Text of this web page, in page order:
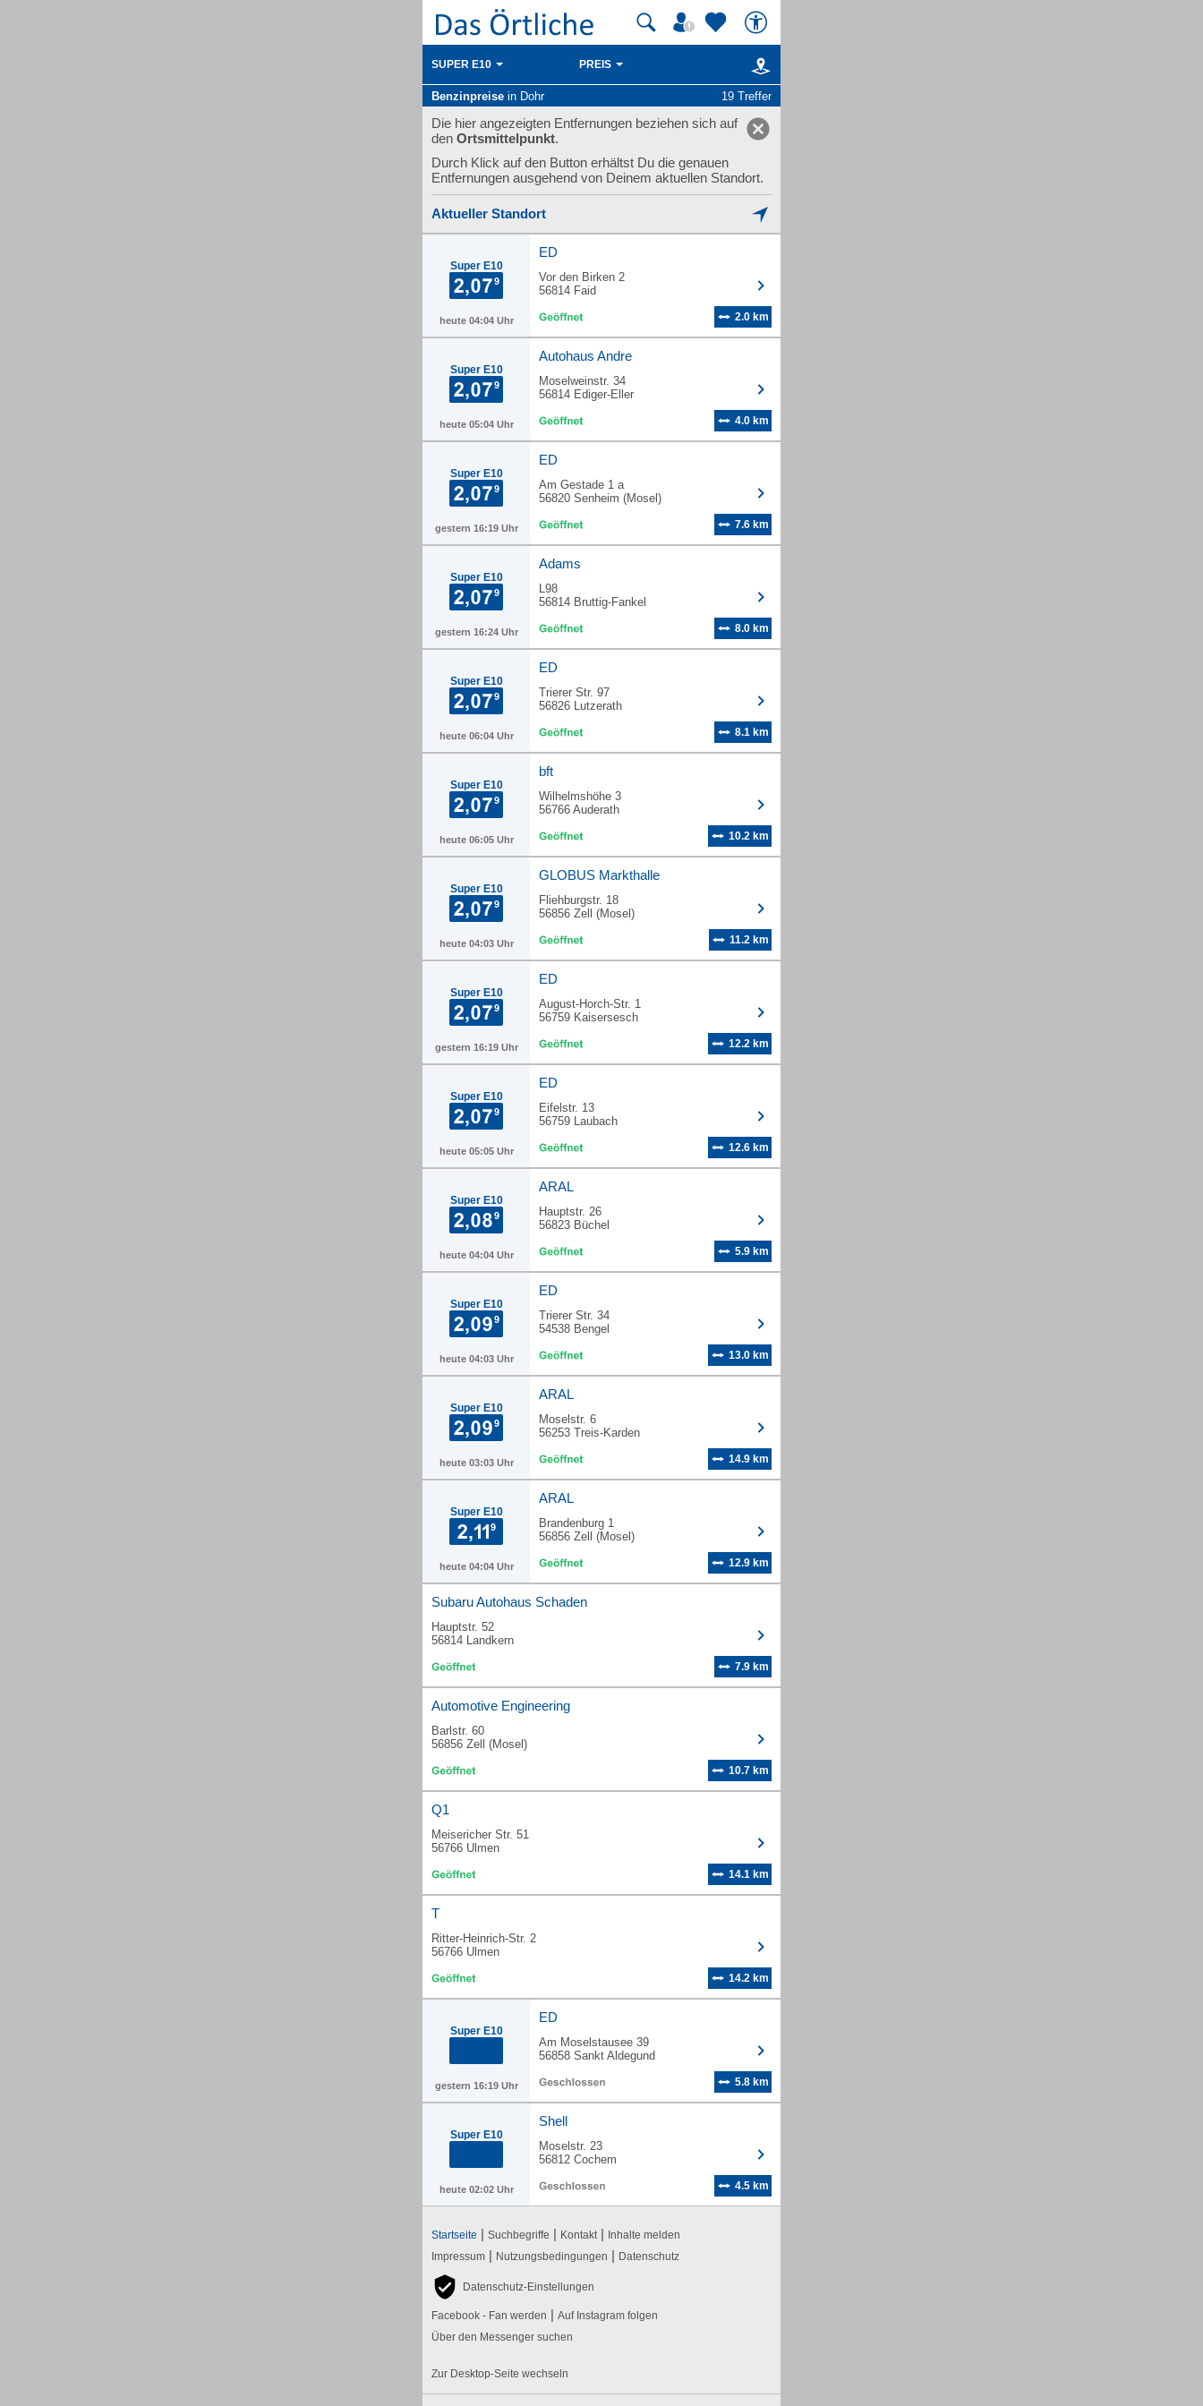
SUPER E10 PREIS
Benzinpreise in Dohr 19 Treffer
Die hier angezeigten Entfernungen beziehen sich auf
den Ortsmittelpunkt.
Durch Klick auf den Button erhältst Du die genauen
Entfernungen ausgehend von Deinem aktuellen Standort.
Aktueller Standort
Super E10
heute 04:04 Uhr
ED
Vor den Birken 2
56814 Faid
2.0 km
Super E10
heute 05:04 Uhr
Autohaus Andre
Moselweinstr. 34
56814 Ediger-Eller
4.0 km
Super E10
gestern 16:19 Uhr
ED
Am Gestade 1 a
56820 Senheim (Mosel)
7.6 km
Super E10
gestern 16:24 Uhr
Adams
L98
56814 Bruttig-Fankel
8.0 km
Super E10
heute 06:04 Uhr
ED
Trierer Str. 97
56826 Lutzerath
8.1 km
Super E10
heute 06:05 Uhr
bft
Wilhelmshöhe 3
56766 Auderath
10.2 km
Super E10
heute 04:03 Uhr
GLOBUS Markthalle
Fliehburgstr. 18
56856 Zell (Mosel)
11.2 km
Super E10
gestern 16:19 Uhr
ED
August-Horch-Str. 1
56759 Kaisersesch
12.2 km
Super E10
heute 05:05 Uhr
ED
Eifelstr. 13
56759 Laubach
12.6 km
Super E10
heute 04:04 Uhr
ARAL
Hauptstr. 26
56823 Büchel
5.9 km
Super E10
heute 04:03 Uhr
ED
Trierer Str. 34
54538 Bengel
13.0 km
Super E10
heute 03:03 Uhr
ARAL
Moselstr. 6
56253 Treis-Karden
14.9 km
Super E10
heute 04:04 Uhr
ARAL
Brandenburg 1
56856 Zell (Mosel)
12.9 km
Subaru Autohaus Schaden
Hauptstr. 52
56814 Landkern
7.9 km
Automotive Engineering
Barlstr. 60
56856 Zell (Mosel)
10.7 km
Q1
Meisericher Str. 51
56766 Ulmen
14.1 km
T
Ritter-Heinrich-Str. 2
56766 Ulmen
14.2 km
Super E10
gestern 16:19 Uhr
ED
Am Moselstausee 39
56858 Sankt Aldegund
5.8 km
Super E10
heute 02:02 Uhr
Shell
Moselstr. 23
56812 Cochem
4.5 km
Startseite | Suchbegriffe | Kontakt | Inhalte melden
Impressum | Nutzungsbedingungen | Datenschutz
Datenschutz-Einstellungen
Facebook - Fan werden | Auf Instagram folgen
Über den Messenger suchen
Zur Desktop-Seite wechseln